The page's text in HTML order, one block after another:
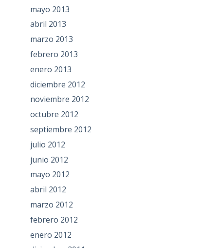
mayo 2013
abril 2013
marzo 2013
febrero 2013
enero 2013
diciembre 2012
noviembre 2012
octubre 2012
septiembre 2012
julio 2012
junio 2012
mayo 2012
abril 2012
marzo 2012
febrero 2012
enero 2012